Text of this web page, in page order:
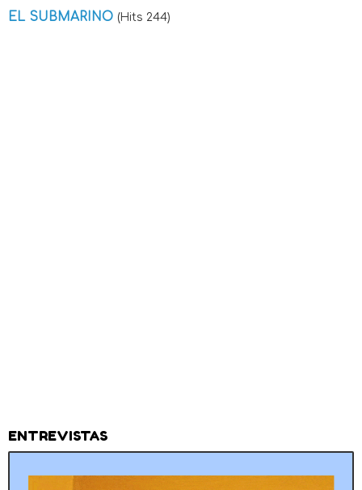
EL SUBMARINO (Hits 244)
ENTREVISTAS